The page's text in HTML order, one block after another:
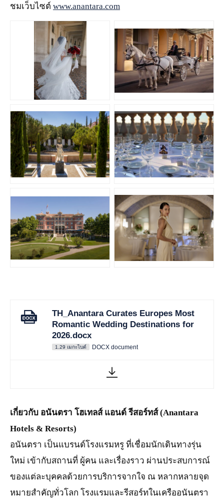
ชมเว็บไซต์ www.anantara.com
JPEG JPG
TIF JPG
JPG PNG
TH_Anantara Curates Europes Most
Romantic Wedding Destinations for
2026.docx
1.29 เมกะไบต์ DOCX document
เกี่ยวกับ อนันตรา โฮเทลส์ แอนด์ รีสอร์ทส์ (Anantara
Hotels & Resorts)
อนันตรา เป็นแบรนด์โรงแรมหรู ที่เชื่อมนักเดินทางรุ่น
ใหม่ เข้ากับสถานที่ ผู้คน และเรื่องราว ผ่านประสบการณ์
ของแต่ละบุคคลด้วยการบริการจากใจ ณ หลากหลายจุด
หมายสำคัญทั่วโลก โรงแรมและรีสอร์ทในเครืออนันตรา